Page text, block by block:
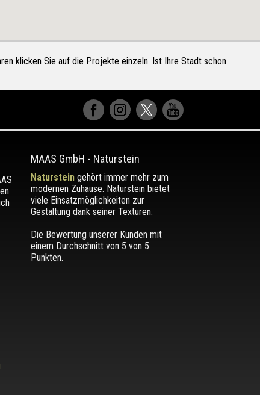
klicken Sie auf die Projekte einzeln. Ist Ihre Stadt schon
MAAS GmbH - Naturstein
Natursteingehört immer mehr zum
modernen Zuhause. Naturstein bietet
viele Einsatzmöglichkeiten zur
Gestaltung dank seiner Texturen.
Die Bewertung unserer Kunden mit
einem Durchschnitt von 5 von 5
Punkten.